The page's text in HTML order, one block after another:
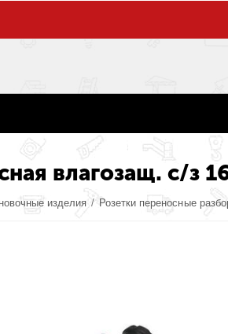
влагозащ. с/з
изделия / Розетки переносные